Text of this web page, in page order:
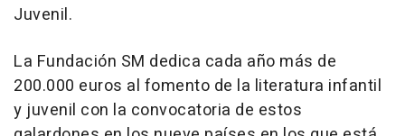
Juvenil.
La Fundación SM dedica cada año más de
200.000 euros al fomento de la literatura infantil
y juvenil con la convocatoria de estos